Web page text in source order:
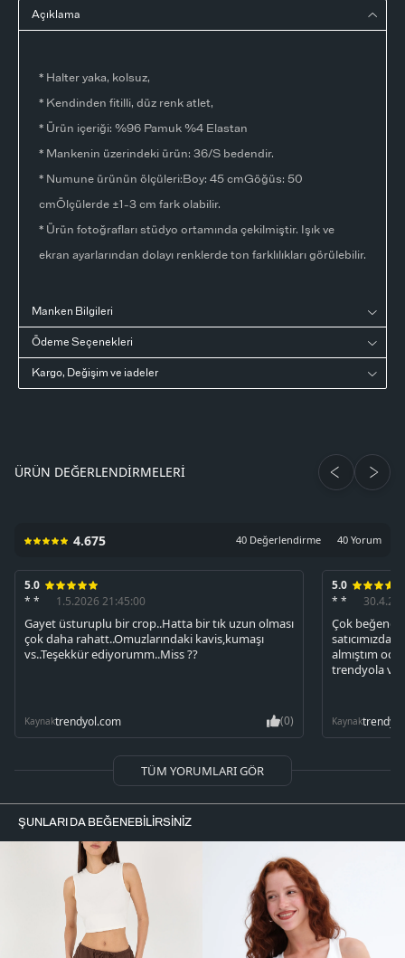
Açıklama
* Halter yaka, kolsuz,
* Kendinden fitilli, düz renk atlet,
* Ürün içeriği: %96 Pamuk %4 Elastan
* Mankenin üzerindeki ürün: 36/S bedendir.
* Numune ürünün ölçüleri:Boy: 45 cmGöğüs: 50
cmÖlçülerde ±1-3 cm fark olabilir.
* Ürün fotoğrafları stüdyo ortamında çekilmiştir. Işık ve
ekran ayarlarından dolayı renklerde ton farklılıkları görülebilir.
Manken Bilgileri
Ödeme Seçenekleri
Kargo, Değişim ve iadeler
ÜRÜN DEĞERLENDIRMELERI
4.675 40 Değerlendirme 40 Yorum
5.0
* *
1.5.2026 21:45:00
Gayet üsturuplu bir crop..Hatta bir tık uzun olması
çok daha rahatt..Omuzlarındaki kavis,kumaşı
vs..Teşekkür ediyorumm..Miss ??
Kaynaktrendyol.com (0)
5.0
* *
Çok
almıştım
trendyola ve
Kaynak
TÜM YORUMLARI GÖR
ŞUNLARI DA BEĞENEBILIRSINIZ